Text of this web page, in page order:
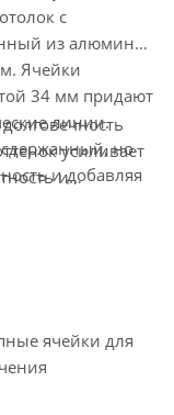
с
из алюминия
Ячейки
34 мм придают
линии.
но
и добавляя
усиливает
и
ячейки для